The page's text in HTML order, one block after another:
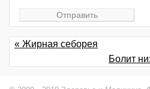
« Жирная себорея
Болит